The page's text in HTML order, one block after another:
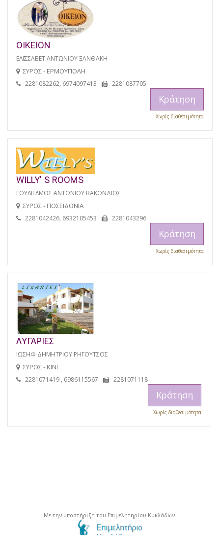
ΟΙΚΕΙΟΝ
ΕΛΙΣΣΑΒΕΤ ΑΝΤΩΝΙΟΥ ΞΑΝΘΑΚΗ
ΣΥΡΟΣ - ΕΡΜΟΥΠΟΛΗ
2281082262, 6974097413 2281087705
Κράτηση
Χωρίς διαθεσιμότητα
WILLY' S ROOMS
ΓΟΥΛΙΕΛΜΟΣ ΑΝΤΩΝΙΟΥ ΒΑΚΟΝΔΙΟΣ
ΣΥΡΟΣ - ΠΟΣΕΙΔΩΝΙΑ
2281042426, 6932105453 2281043296
Κράτηση
Χωρίς διαθεσιμότητα
ΛΥΓΑΡΙΕΣ
ΙΩΣΗΦ ΔΗΜΗΤΡΙΟΥ ΡΗΓΟΥΤΣΟΣ
ΣΥΡΟΣ - ΚΙΝΙ
2281071419 , 6986115567 2281071118
Κράτηση
Χωρίς διαθεσιμότητα
Με την υποστήριξη του Επιμελητηρίου Κυκλάδων.